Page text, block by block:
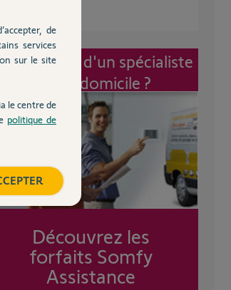
d'un spécialiste
à mon domicile ?
Découvrez les
forfaits Somfy
Assistance
de
services
sur le site
le centre de
politique de